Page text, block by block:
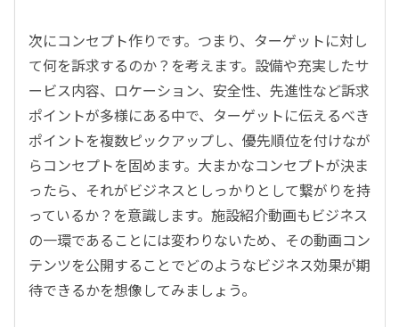
次にコンセプト作りです。つまり、ターゲットに対し
て何を訴求するのか？を考えます。設備や充実したサ
ービス内容、ロケーション、安全性、先進性など訴求
ポイントが多様にある中で、ターゲットに伝えるべき
ポイントを複数ピックアップし、優先順位を付けなが
らコンセプトを固めます。大まかなコンセプトが決ま
ったら、それがビジネスとしっかりとして繋がりを持
っているか？を意識します。施設紹介動画もビジネス
の一環であることには変わりないため、その動画コン
テンツを公開することでどのようなビジネス効果が期
待できるかを想像してみましょう。